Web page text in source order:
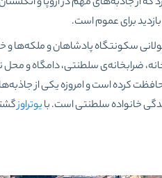
سکونتگاه پادشاهان و ملکه‌ها و
ضرابخانه‌ی سلطنتی، دامگاه و
است که از پایتخت انگلستان محافظت کرده است و امروزه
خانواده سلطنتی است. بایوتراوز